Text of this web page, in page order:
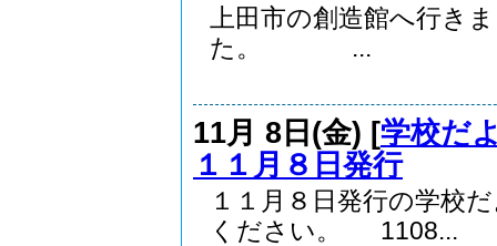
上田市の創造館へ行き
た。 ...
11月 8日(金) [学校だ
１１月８日発行
１１月８日発行の学校
ください。 1108...